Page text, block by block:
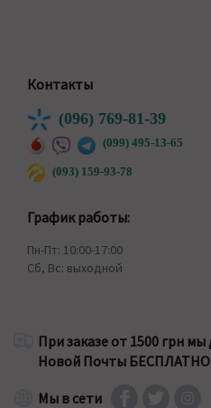
Контакты
(096) 769-81-39
(099) 495-13-65
(093) 159-93-78
График работы:
Пн-Пт: 10:00-17:00
Сб, Вс: выходной
При заказе от 1500 грн
Новой Почты
Мы в сети